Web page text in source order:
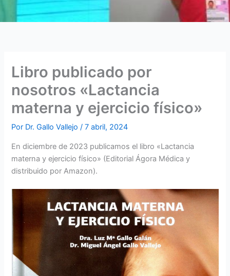
Libro publicado por
nosotros «Lactancia
materna y ejercicio físico»
Por Dr. Gallo Vallejo/7 abril, 2024
En diciembre de 2023 publicamos el libro «Lactancia
materna y ejercicio físico» (Editorial Ágora Médica y
distribuido por Amazon).